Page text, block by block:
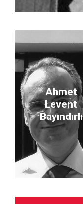
Ahmet
Levent
Bayındırlı